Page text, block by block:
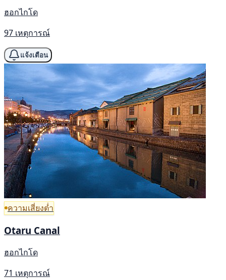
ฮอกไกโด
97 เหตุการณ์
แจ้งเตือน
ความเสี่ยงต่ำ
Otaru Canal
ฮอกไกโด
71 เหตุการณ์